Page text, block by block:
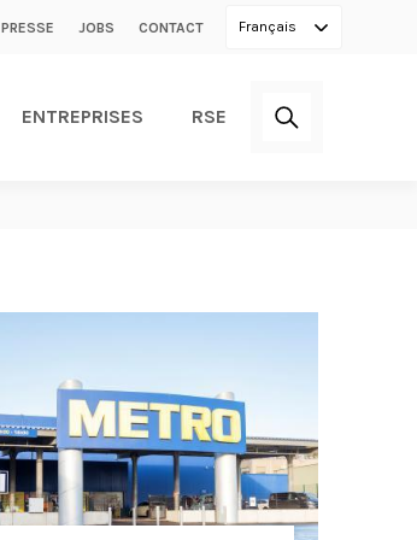
Secondary
PRESSE JOBS CONTACT Français
ENTREPRISES RSE